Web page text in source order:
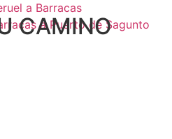
a Barracas
a Puerto de Sagunto
CAMINO